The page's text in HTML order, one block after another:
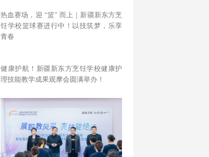
热血赛场，迎 “篮” 而上｜新疆新东方烹
饪学校篮球赛进行中！以技筑梦，乐享
青春
健康护航！新疆新东方烹饪学校健康护
理技能教学成果观摩会圆满举办！